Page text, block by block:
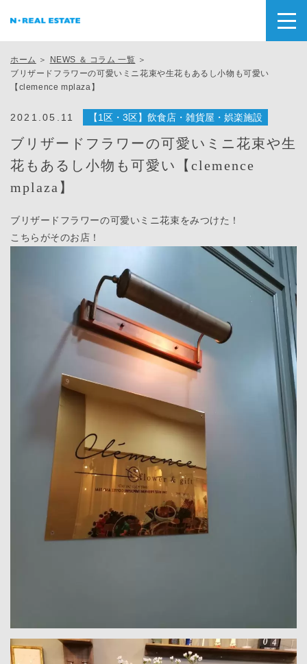
ホーム ＞ NEWS ＆ コラム 一覧 ＞
ブリザードフラワーの可愛いミニ花束や生花もあるし小物も可愛い
【clemence mplaza】
2021.05.11 【1区・3区】飲食店・雑貨屋・娯楽施設
ブリザードフラワーの可愛いミニ花束や生
花もあるし小物も可愛い【clemence
mplaza】
ブリザードフラワーの可愛いミニ花束をみつけた！
こちらがそのお店！